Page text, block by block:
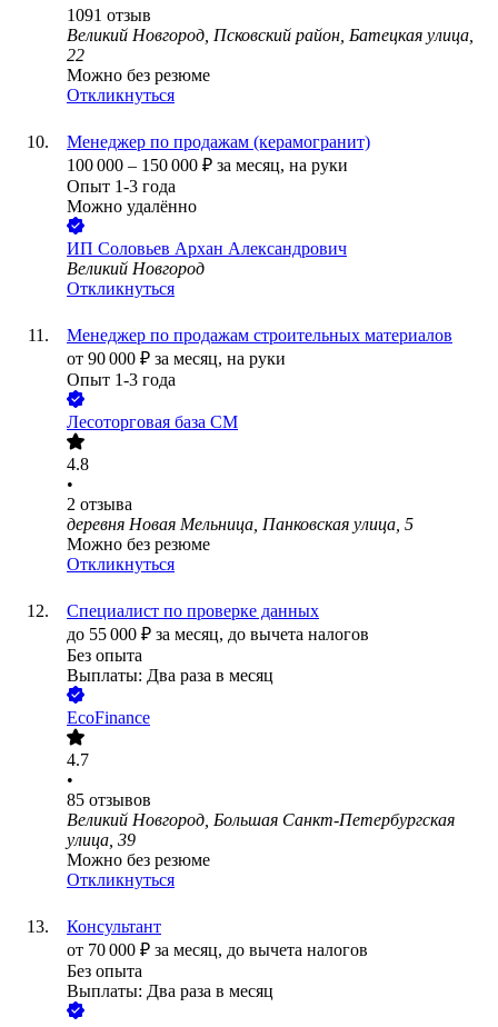
1091 отзыв
Великий Новгород, Псковский район, Батецкая улица,
22
Можно без резюме
Откликнуться
Менеджер по продажам (керамогранит)
100 000 – 150 000 ₽ за месяц, на руки
Опыт 1-3 года
Можно удалённо
ИП Соловьев Архан Александрович
Великий Новгород
Откликнуться
Менеджер по продажам строительных материалов
от 90 000 ₽ за месяц, на руки
Опыт 1-3 года
Лесоторговая база СМ
4.8
•
2 отзыва
деревня Новая Мельница, Панковская улица, 5
Можно без резюме
Откликнуться
Специалист по проверке данных
до 55 000 ₽ за месяц, до вычета налогов
Без опыта
Выплаты: Два раза в месяц
EcoFinance
4.7
•
85 отзывов
Великий Новгород, Большая Санкт-Петербургская
улица, 39
Можно без резюме
Откликнуться
Консультант
от 70 000 ₽ за месяц, до вычета налогов
Без опыта
Выплаты: Два раза в месяц